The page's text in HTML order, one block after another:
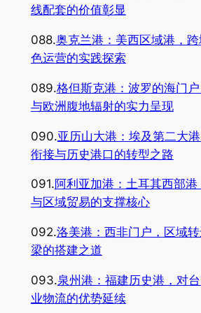
线配套的价值彰显
088.奥克兰港：美西区域港，
色运营的实践探索
089.格但斯克港：波罗的海门
与欧洲腹地辐射的实力呈现
090.亚历山大港：埃及第二大
衔接与历史港口的转型之路
091.阿利亚加港：土耳其西部
与区域贸易的支撑核心
092.洛美港：西非门户，区域
梁的搭建之道
093.泉州港：福建历史港，对
业物流的优势延续